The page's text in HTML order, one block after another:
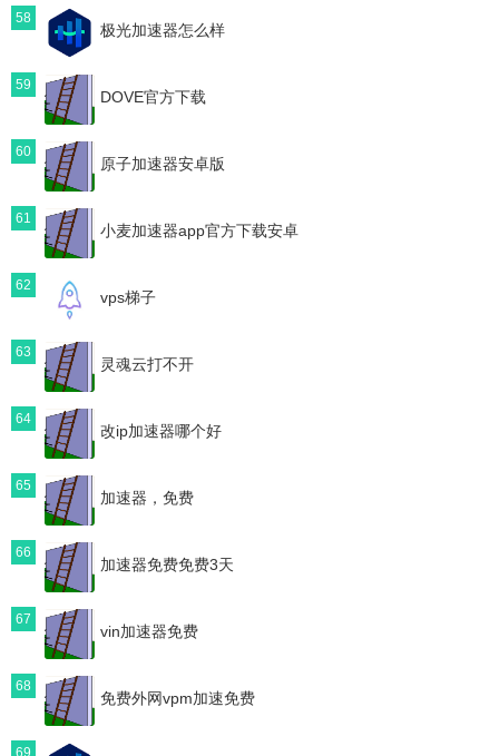
58
极光加速器怎么样
59
DOVE官方下载
60
原子加速器安卓版
61
小麦加速器app官方下载安卓
62
vps梯子
63
灵魂云打不开
64
改ip加速器哪个好
65
加速器，免费
66
加速器免费免费3天
67
vin加速器免费
68
免费外网vpm加速免费
69